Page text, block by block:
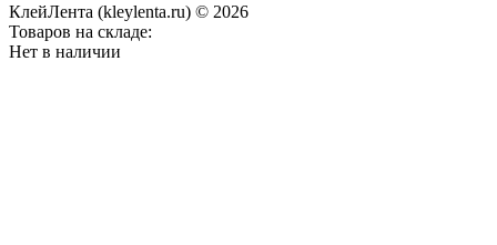
КлейЛента (kleylenta.ru) © 2026
Товаров на складе:
Нет в наличии